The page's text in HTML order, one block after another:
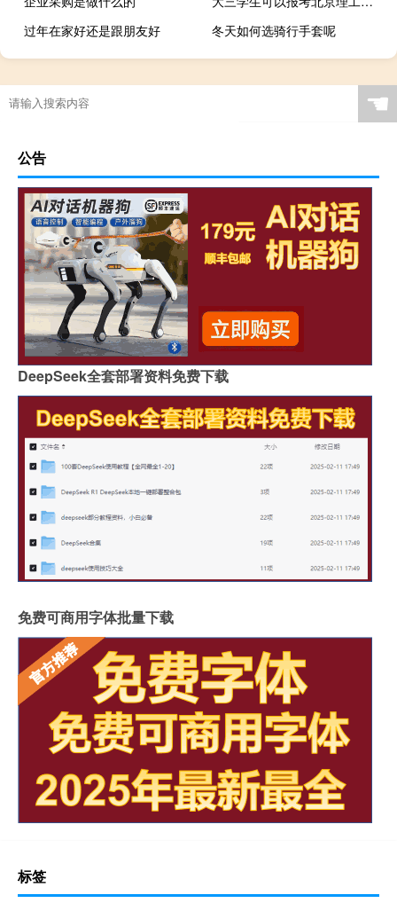
过年在家好还是跟朋友好
冬天如何选骑行手套呢
蕲春女儿能在家过年吗小学
☚
公告
DeepSeek全套部署资料免费下载
免费可商用字体批量下载
标签